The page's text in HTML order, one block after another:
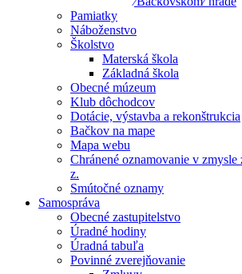
Pamiatky
Náboženstvo
Školstvo
Materská škola
Základná škola
Obecné múzeum
Klub dôchodcov
Dotácie, výstavba a rekonštrukcia
Bačkov na mape
Mapa webu
Chránené oznamovanie v zmysle
z.
Smútočné oznamy
Samospráva
Obecné zastupitelstvo
Úradné hodiny
Úradná tabuľa
Povinné zverejňovanie